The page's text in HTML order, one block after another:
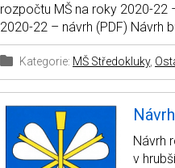
rozpočtu MŠ na roky 2020-22
2020-22 – návrh (PDF) Návrh
Kategorie: MŠ Středokluky,
Návrh
v